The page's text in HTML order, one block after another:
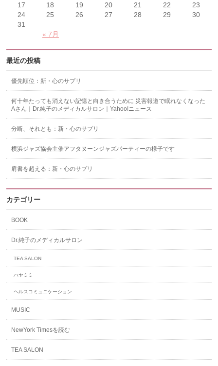
« 7月
17
18 19 20 21 22
23
24
25 26 27 28 29
30
31
最近の投稿
優先順位：新・心のサプリ
何十年たっても消えない記憶と向き合うために 災害報道で眠れなくなった
Aさん｜Dr.純子のメディカルサロン｜Yahoo!ニュース
分断、それとも：新・心のサプリ
横浜ジャズ協会主催アフタヌーンジャズパーティーの様子です
肩書を超える：新・心のサプリ
カテゴリー
BOOK
Dr.純子のメディカルサロン
TEA SALON
ハヤミミ
ヘルスコミュニケーション
MUSIC
NewYork Timesを読む
TEA SALON